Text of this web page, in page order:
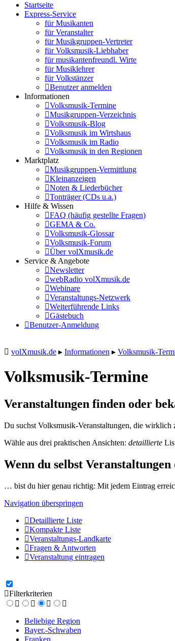
Startseite
Express-Service
für Musikanten
für Veranstalter
für Musikgruppen-Vertreter
für Volksmusik-Liebhaber
für musikantenfreundl. Wirte
für Musiklehrer
für Volkstänzer
Benutzer anmelden
Informationen
Volksmusik-Termine
Musikgruppen-Verzeichnis
Volksmusik-Blog
Volksmusik im Wirtshaus
Volksmusik im Radio
Volksmusik in den Regionen
Marktplatz
Musikgruppen-Vermittlung
Kleinanzeigen
Noten & Liederbücher
Tonträger (CDs u.a.)
Hilfe & Wissen
FAQ (häufig gestellte Fragen)
GEMA & Co.
Volksmusik-Glossar
Volksmusik-Forum
Über volXmusik.de
Service & Angebote
Newsletter
webRadio volXmusik.de
Webinare
Veranstaltungs-Netzwerk
Weiterführende Links
Gästebuch
Benutzer-Anmeldung
volXmusik.de ▸ Informationen ▸ Volksmusik-
Volksmusik-Termine
Veranstaltungen finden oder
Du suchst Volksmusik-Veranstaltungen, die wirklich
Wähle aus drei praktischen Ansichten: detaillierte
Wenn du selbst
… bist du hier genau richtig: Mit jedem Eintrag
Navigation überspringen
Detaillierte Liste
Kompakte Liste
Veranstaltungs-Landkarte
Fragen & Antworten
Veranstaltung eintragen
Filterkriterien
Beliebige Region
Bayer.-Schwaben
Franken